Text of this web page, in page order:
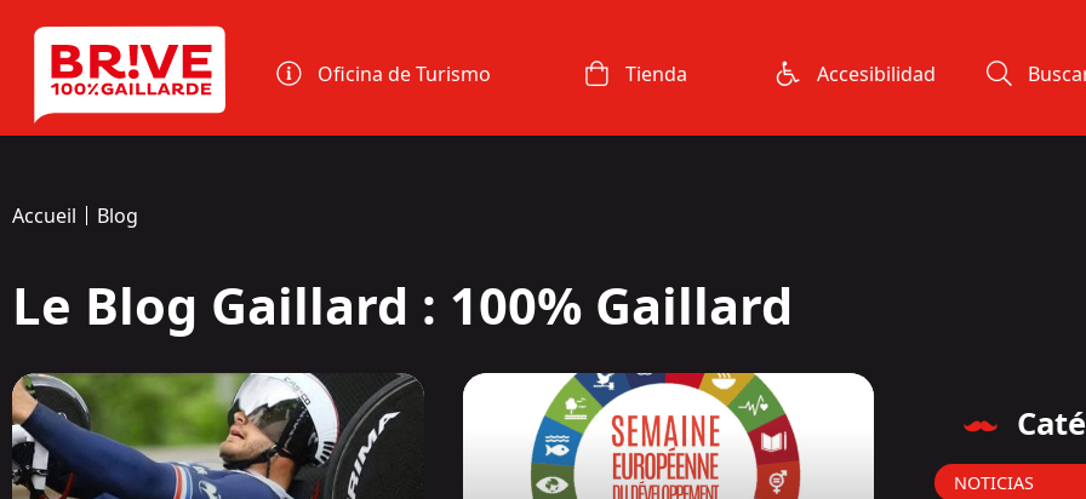
Oficina de Turismo Tienda Accesibilidad
Accueil Blog
Le Blog Gaillard : 100% Gaillard
NOTICIAS